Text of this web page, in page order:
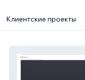
Клиентские проекты